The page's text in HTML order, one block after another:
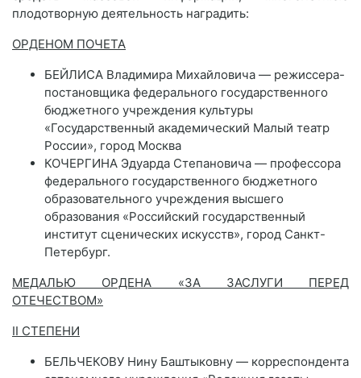
плодотворную деятельность наградить:
ОРДЕНОМ ПОЧЕТА
БЕЙЛИСА Владимира Михайловича — режиссера-
постановщика федерального государственного
бюджетного учреждения культуры
«Государственный академический Малый театр
России», город Москва
КОЧЕРГИНА Эдуарда Степановича — профессора
федерального государственного бюджетного
образовательного учреждения высшего
образования «Российский государственный
институт сценических искусств», город Санкт-
Петербург.
МЕДАЛЬЮ ОРДЕНА «ЗА ЗАСЛУГИ ПЕРЕД
ОТЕЧЕСТВОМ»
II СТЕПЕНИ
БЕЛЬЧЕКОВУ Нину Баштыковну — корреспондента